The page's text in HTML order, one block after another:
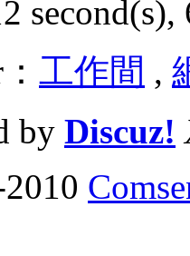
工作間 ,
by Discuz!